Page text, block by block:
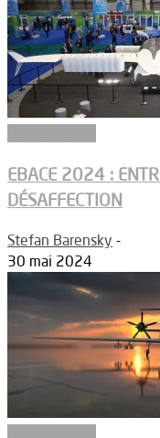
EBACE 2024 :
DÉSAFFECTION
Stefan Barensky -
30 mai 2024